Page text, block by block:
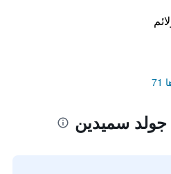
سميدين